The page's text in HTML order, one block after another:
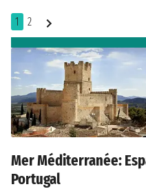
1 2
Mer Méditerranée:
Portugal